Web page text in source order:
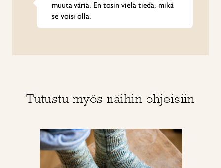
muuta väriä. En tosin vielä tiedä, mikä
se voisi olla.
Tutustu myös näihin ohjeisiin